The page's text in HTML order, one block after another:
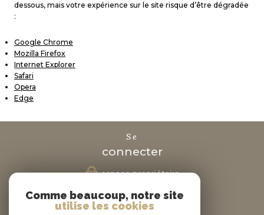
dessous, mais votre expérience sur le site risque d’être dégradée
:
Google Chrome
Mozilla Firefox
Internet Explorer
Safari
Opera
Edge
se
connecter
espace propriétaire
nous
Comme beaucoup, notre site
utilise les cookies